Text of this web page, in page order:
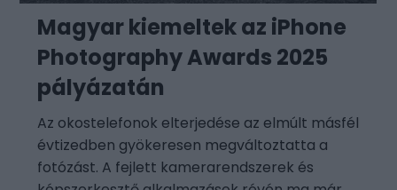
Magyar kiemeltek az iPhone
Photography Awards 2025
pályázatán
Az okostelefonok elterjedése az elmúlt másfél
évtizedben gyökeresen megváltoztatta a
fotózást. A fejlett kamerarendszerek és